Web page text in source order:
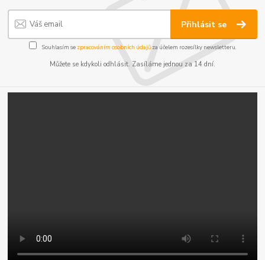
Přihlásit se
Souhlasím se zpracováním osobních údajůza účelem rozesílky newsletteru.
Můžete se kdykoli odhlásit. Zasíláme jednou za 14 dní.